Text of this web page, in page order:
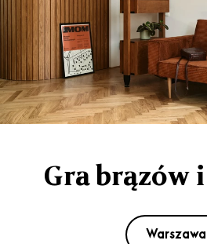
Gra brązów
Warszawa